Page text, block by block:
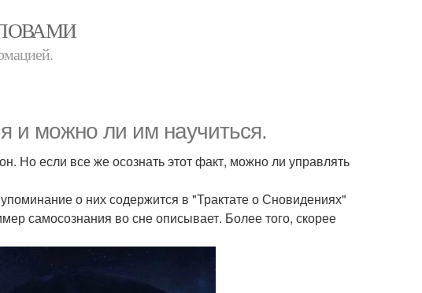
и можно ли им научиться.
Но если все же осознать этот факт, можно ли управлять
о них содержится в "Трактате о Сновидениях"
самосознания во сне описывает. Более того, скорее